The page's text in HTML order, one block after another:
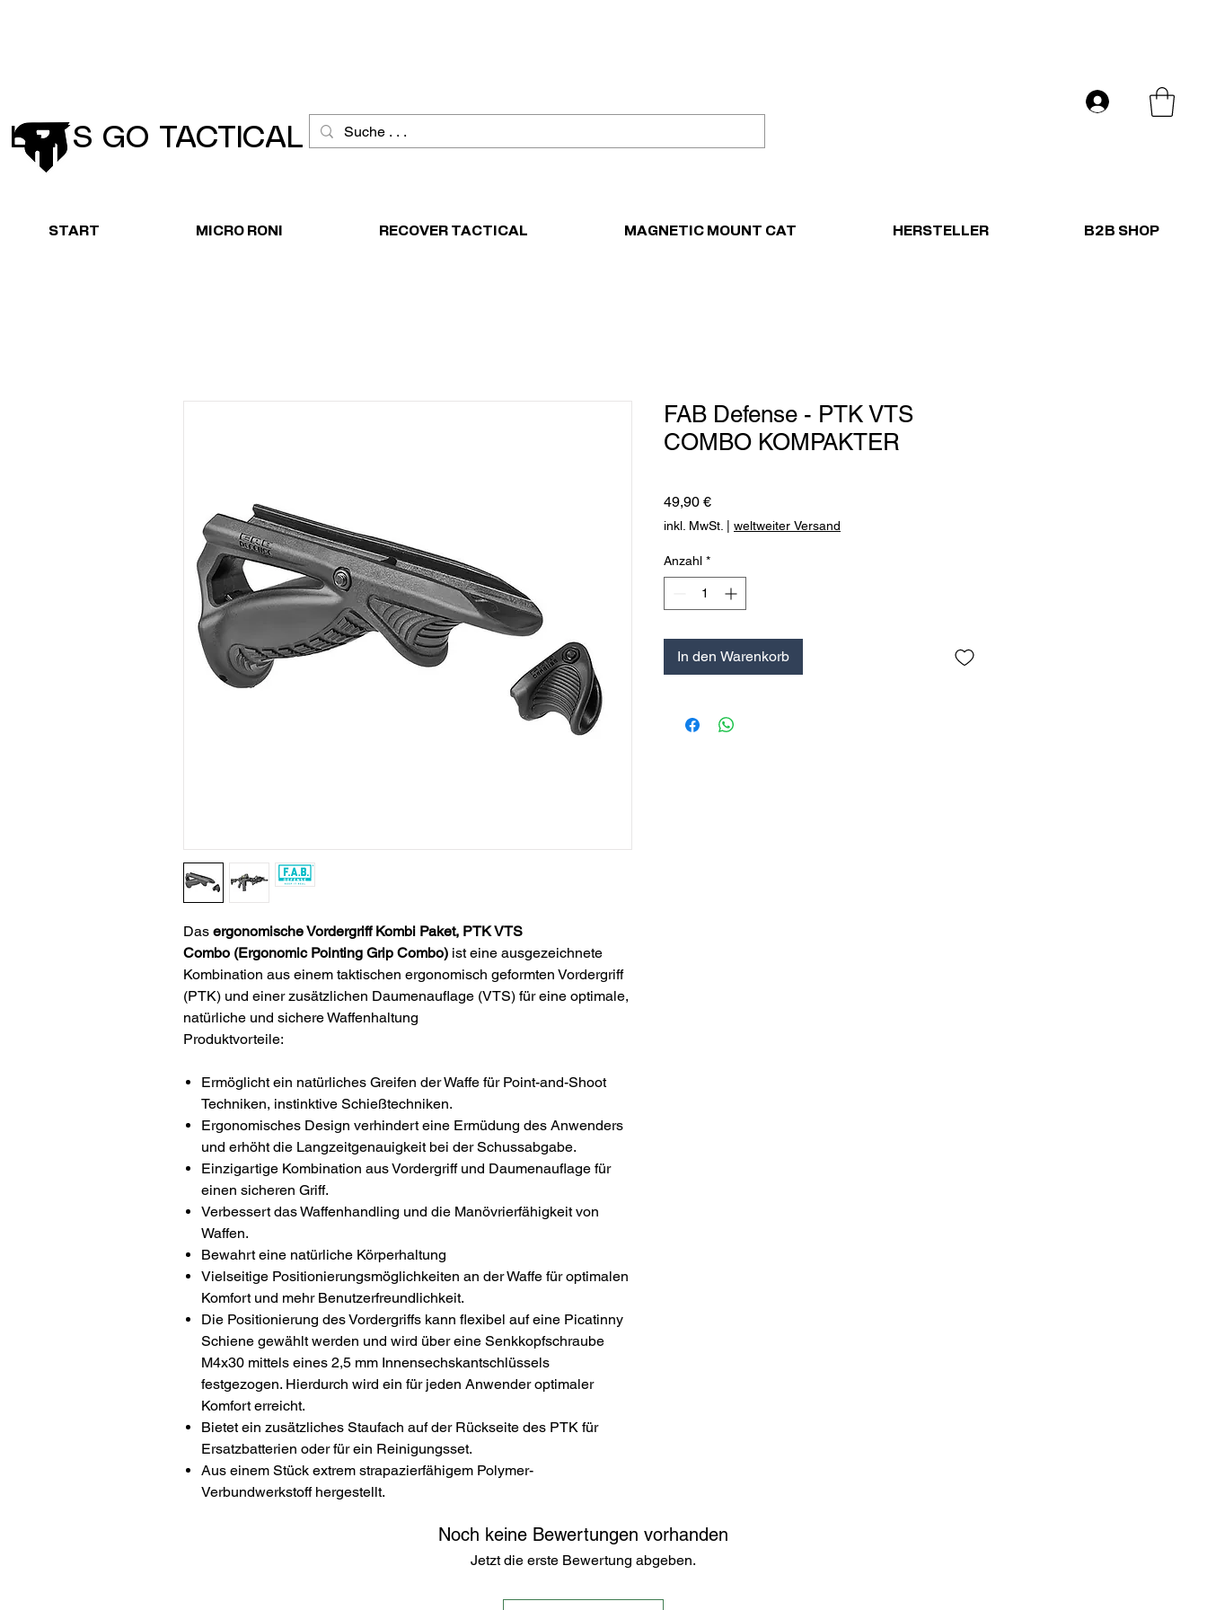
Anmelden
LET´S GO TACTICAL
START MICRO RONI RECOVER TACTICAL MAGNETIC MOUNT CAT HERSTELLER B2B SHOP
Das ergonomische Vordergriff Kombi Paket, PTK VTS
Combo (Ergonomic Pointing Grip Combo) ist eine ausgezeichnete
Kombination aus einem taktischen ergonomisch geformten Vordergriff
(PTK) und einer zusätzlichen Daumenauflage (VTS) für eine optimale,
natürliche und sichere Waffenhaltung
Produktvorteile:
Ermöglicht ein natürliches Greifen der Waffe für Point-and-Shoot
Techniken, instinktive Schießtechniken.
Ergonomisches Design verhindert eine Ermüdung des Anwenders
und erhöht die Langzeitgenauigkeit bei der Schussabgabe.
Einzigartige Kombination aus Vordergriff und Daumenauflage für
einen sicheren Griff.
Verbessert das Waffenhandling und die Manövrierfähigkeit von
Waffen.
Bewahrt eine natürliche Körperhaltung
Vielseitige Positionierungsmöglichkeiten an der Waffe für optimalen
Komfort und mehr Benutzerfreundlichkeit.
Die Positionierung des Vordergriffs kann flexibel auf eine Picatinny
Schiene gewählt werden und wird über eine Senkkopfschraube
M4x30 mittels eines 2,5 mm Innensechskantschlüssels
festgezogen. Hierdurch wird ein für jeden Anwender optimaler
Komfort erreicht.
Bietet ein zusätzliches Staufach auf der Rückseite des PTK für
Ersatzbatterien oder für ein Reinigungsset.
Aus einem Stück extrem strapazierfähigem Polymer-
Verbundwerkstoff hergestellt.
FAB Defense - PTK VTS
COMBO KOMPAKTER
49,90 €Preis
inkl. MwSt. weltweiter Versand
Anzahl *
In den Warenkorb
Noch keine Bewertungen vorhanden
Jetzt die erste Bewertung abgeben.